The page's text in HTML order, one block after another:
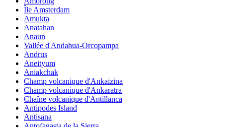
Île Amsterdam
Amukta
Anatahan
Anaun
Vallée d'Andahua-Orcopampa
Andrus
Aneityum
Aniakchak
Champ volcanique d'Ankaizina
Champ volcanique d'Ankaratra
Chaîne volcanique d'Antillanca
Antipodes Island
Antisana